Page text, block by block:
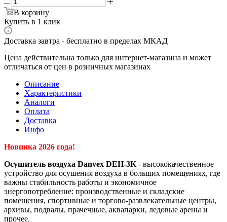
В корзину
Купить в 1 клик
Доставка завтра - бесплатно в пределах МКАД
Цена действительна только для интернет-магазина и может
отличаться от цен в розничных магазинах
Описание
Характеристики
Аналоги
Оплата
Доставка
Инфо
Новинка 2026 года!
Осушитель воздуха Danvex DEH-3K - высококачественное
устройство для осушения воздуха в больших помещениях, где
важны стабильность работы и экономичное
энергопотребление: производственные и складские
помещения, спортивные и торгово-развлекательные центры,
архивы, подвалы, прачечные, аквапарки, ледовые арены и
прочее.